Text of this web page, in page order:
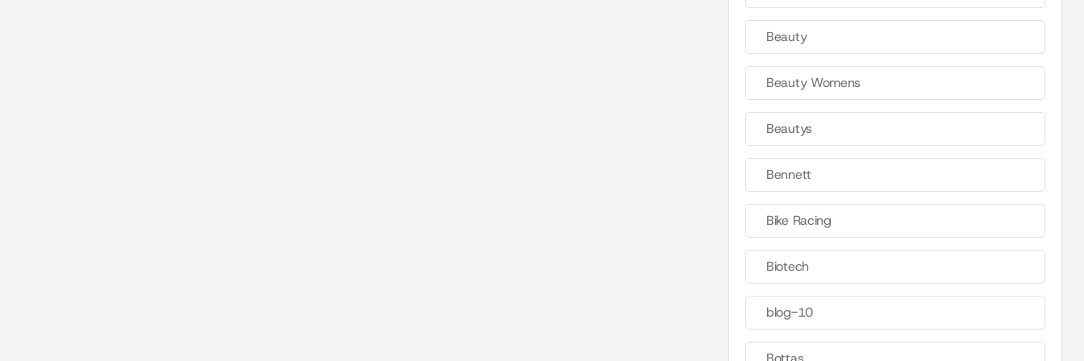
Beauty
Beauty Womens
Beautys
Bennett
Bike Racing
Biotech
blog-10